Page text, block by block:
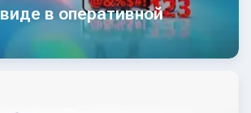
в оперативной